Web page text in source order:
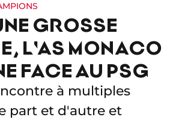
GROSSE
L'AS MONACO
FACE AU PSG
à multiples
part et d'autre et